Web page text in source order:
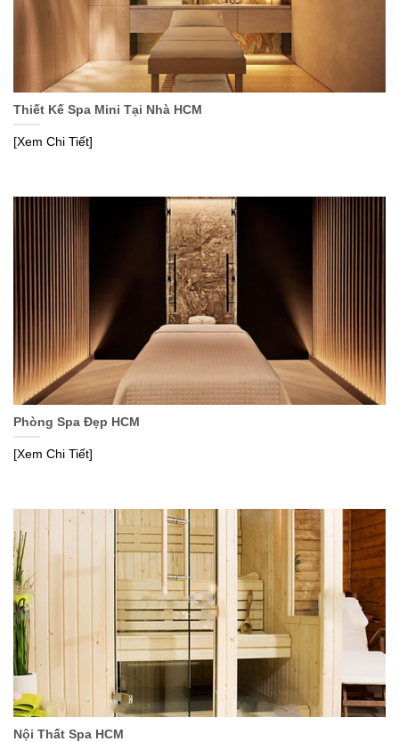
Thiết Kế Spa Mini Tại Nhà HCM
[Xem Chi Tiết]
Phòng Spa Đẹp HCM
[Xem Chi Tiết]
Nội Thất Spa HCM